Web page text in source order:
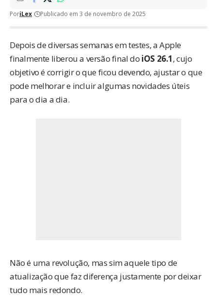
PoriLex Publicado em 3 de novembro de 2025
Depois de diversas semanas em testes, a Apple
finalmente liberou a versão final do iOS 26.1, cujo
objetivo é corrigir o que ficou devendo, ajustar o que
pode melhorar e incluir algumas novidades úteis
para o dia a dia.
Não é uma revolução, mas sim aquele tipo de
atualização que faz diferença justamente por deixar
tudo mais redondo.